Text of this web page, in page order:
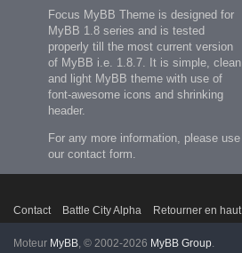
Focus MyBB Theme is designed for
MyBB 1.8 series and is tested
properly till the most current version
of MyBB i.e. 1.8.7. It is simple, clean
and light MyBB theme with use of
font-awesome icons and shrinking
header.
For any more information, please use
our contact form.
Contact Battle City Alpha Retourner en haut
Moteur MyBB, © 2002-2026 MyBB Group.